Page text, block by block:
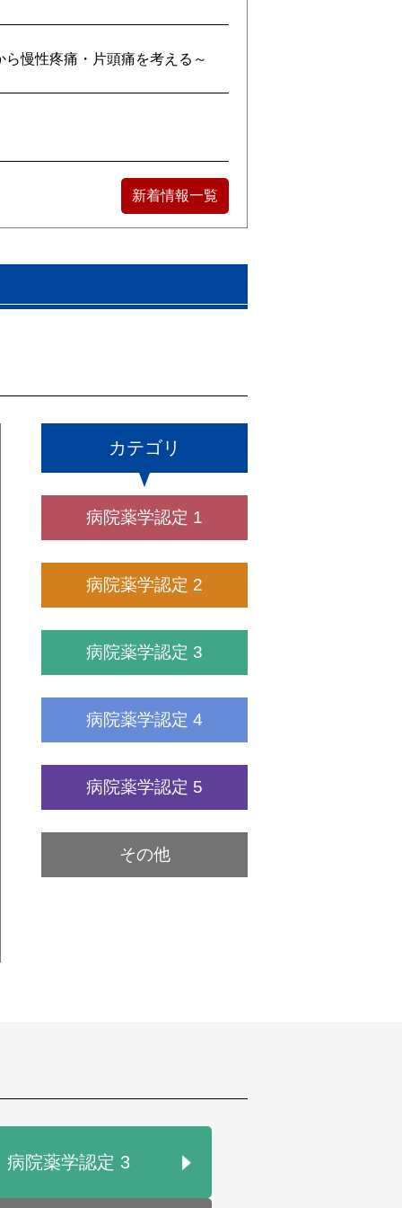
慢性疼痛・片頭痛を考える～
新着情報一覧
カテゴリ
病院薬学認定 1
病院薬学認定 2
病院薬学認定 3
病院薬学認定 4
病院薬学認定 5
その他
病院薬学認定 3